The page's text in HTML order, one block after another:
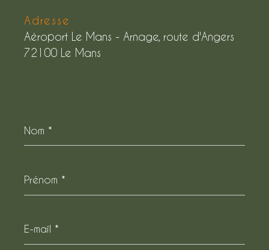
Adresse
Aéroport Le Mans - Arnage, route d'Angers
72100 Le Mans
*
*
mail
*